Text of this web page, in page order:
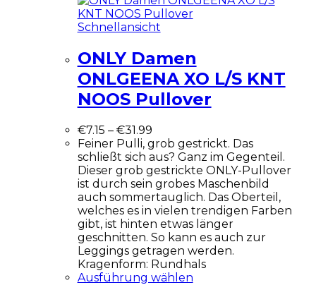
Schnellansicht
ONLY Damen
ONLGEENA XO L/S KNT
NOOS Pullover
€7.15 – €31.99
Feiner Pulli, grob gestrickt. Das
schließt sich aus? Ganz im Gegenteil.
Dieser grob gestrickte ONLY-Pullover
ist durch sein grobes Maschenbild
auch sommertauglich. Das Oberteil,
welches es in vielen trendigen Farben
gibt, ist hinten etwas länger
geschnitten. So kann es auch zur
Leggings getragen werden.
Kragenform: Rundhals
Ausführung wählen